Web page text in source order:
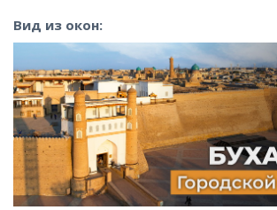
Вид из окон: